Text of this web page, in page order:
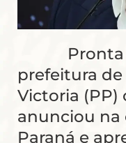
Pronta
prefeitura
Victoria
anunciou na
Paraná e